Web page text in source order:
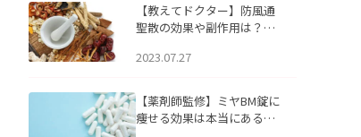
【教えてドクター】防風通
聖散の効果や副作用は？長
2023.07.27
【薬剤師監修】ミヤBM錠に
痩せる効果は本当にある